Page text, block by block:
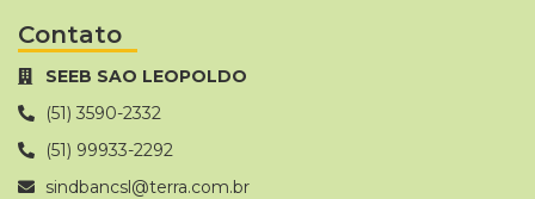
Contato
SEEB SAO LEOPOLDO
(51) 3590-2332
(51) 99933-2292
sindbancsl@terra.com.br